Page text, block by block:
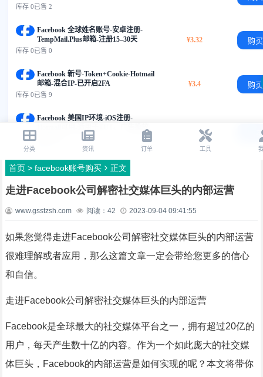
首页> facebook账号购买 正文
走进Facebook公司解密社交媒体巨头的内部运营
www.gsstzsh.com 阅读： 42 2023-09-04 09:41:55
如果您觉得走进Facebook公司解密社交媒体巨头的内部运营
很难理解或者应用，那么这篇文章一定会带给您更多的信心
和自信。
走进Facebook公司解密社交媒体巨头的内部运营
Facebook是全球最大的社交媒体平台之一，拥有超过20亿的
用户，每天产生数十亿的内容。作为一个如此庞大的社交媒
体巨头，Facebook的内部运营是如何实现的呢？本文将带你